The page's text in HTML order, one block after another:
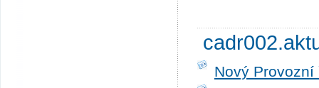
Nový